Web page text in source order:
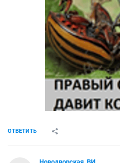
ОТВЕТИТЬ